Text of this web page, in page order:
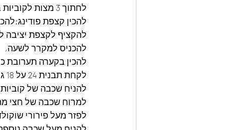
לחתוך 3 מצות לקוביות בגודל פתי בר(עם סכין משור)
להכין קצפת פודינג:להכניס
להקציף לקצפת יציבה להוסיף
להכניס למקרר לשעה,
להכין בקערה תערובת
לקחת תבנית 24 על 18 גובה 4 ס״מ,
להניח שכבה של
למרוח שכבה של חצי
לפזר מעל פירורי שוקולד